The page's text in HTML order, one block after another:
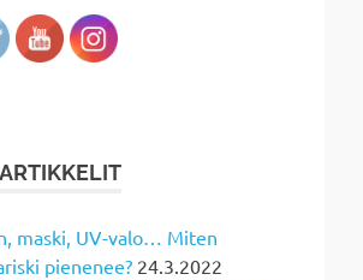
maski, UV-valo… Miten
pienenee? 24.3.2022